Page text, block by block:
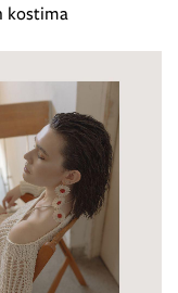
kostima